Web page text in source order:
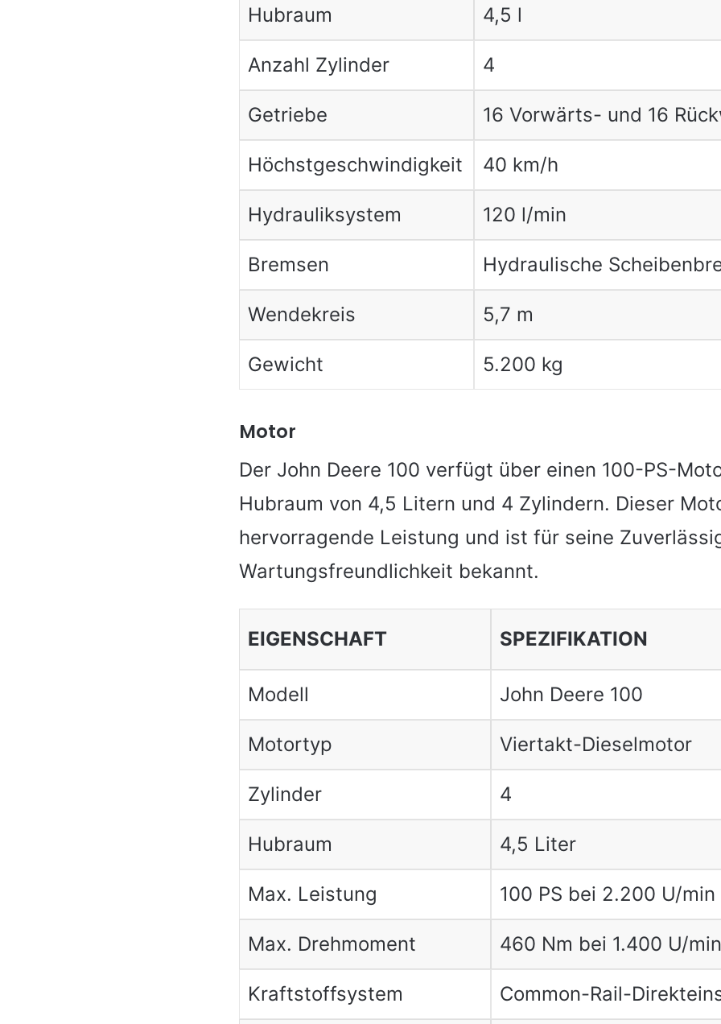
Hubraum 4,5 l
Anzahl Zylinder 4
Getriebe 16 Vorwärts- und 16
Höchstgeschwindigkeit 40 km/h
Hydrauliksystem 120 l/min
Bremsen Hydraulische
Wendekreis 5,7 m
Gewicht 5.200 kg
Motor
Der John Deere 100 verfügt über einen 100-PS-
Hubraum von 4,5 Litern und 4 Zylindern. Dieser
hervorragende Leistung und ist für seine
Wartungsfreundlichkeit bekannt.
EIGENSCHAFT SPEZIFIKATION
Modell John Deere 100
Motortyp Viertakt-Dieselmotor
Zylinder 4
Hubraum 4,5 Liter
Max. Leistung 100 PS bei 2.200 U/min
Max. Drehmoment 460 Nm bei 1.400 U/min
Kraftstoffsystem Common-Rail-